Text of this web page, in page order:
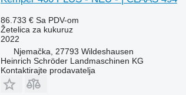
86.733 € Sa PDV-om
Žetelica za kukuruz
2022
Njemačka, 27793 Wildeshausen
Heinrich Schröder Landmaschinen KG
Kontaktirajte prodavatelja